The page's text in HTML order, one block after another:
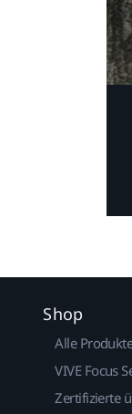
Shop
Alle
VIVE Focus
Zertifizierte